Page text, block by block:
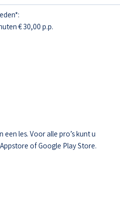
€ 30,00 p.p.
les. Voor alle pro’s kunt u
of Google Play Store.